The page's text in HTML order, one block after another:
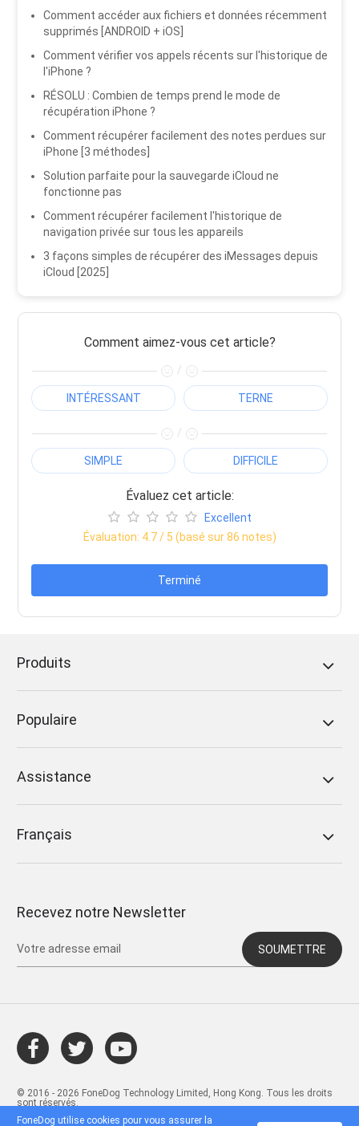
Comment accéder aux fichiers et données récemment
supprimés [ANDROID + iOS]
Comment vérifier vos appels récents sur l'historique de
l'iPhone ?
RÉSOLU : Combien de temps prend le mode de
récupération iPhone ?
Comment récupérer facilement des notes perdues sur
iPhone [3 méthodes]
Solution parfaite pour la sauvegarde iCloud ne
fonctionne pas
Comment récupérer facilement l'historique de
navigation privée sur tous les appareils
3 façons simples de récupérer des iMessages depuis
iCloud [2025]
Comment aimez-vous cet article?
/
INTÉRESSANT TERNE
/
SIMPLE DIFFICILE
Évaluez cet article:
Excellent
Évaluation: 4.7/ 5 (basé sur86 notes)
Terminé
Produits
Populaire
Assistance
Français
Recevez notre Newsletter
SOUMETTRE
© 2016 - 2026 FoneDog Technology Limited, Hong Kong. Tous les droits
sont réservés.
FoneDog utilise cookies pour vous assurer la